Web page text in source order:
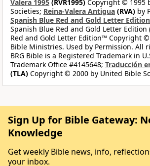
Valera 1995 (RVR1995) Copyright © 1995
Societies; Reina-Valera Antigua (RVA) by
Spanish Blue Red and Gold Letter Edition
Spanish Blue Red and Gold Letter Edition
Red and Gold Letter Edition™ Copyright ©
Bible Ministries. Used by Permission. All
BRG Bible is a Registered Trademark in
Trademark Office #4145648; Traducción
(TLA) Copyright © 2000 by United Bible
Sign Up for Bible Gateway:
Knowledge
Get weekly Bible news, info,
your inbox.